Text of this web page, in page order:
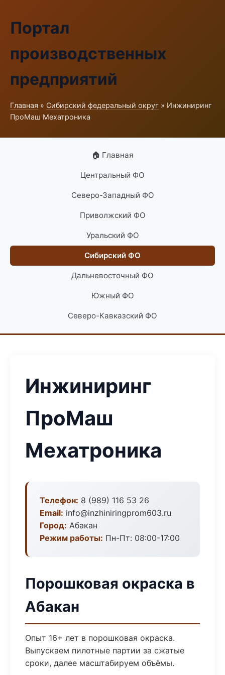
Портал
производственных
предприятий
Главная » Сибирский федеральный округ » Инжиниринг
ПроМаш Мехатроника
🏠 Главная
Центральный ФО
Северо-Западный ФО
Приволжский ФО
Уральский ФО
Сибирский ФО
Дальневосточный ФО
Южный ФО
Северо-Кавказский ФО
Инжиниринг
ПроМаш
Мехатроника
Телефон: 8 (989) 116 53 26
Email: info@inzhiniringprom603.ru
Город: Абакан
Режим работы: Пн-Пт: 08:00-17:00
Порошковая окраска в
Абакан
Опыт 16+ лет в порошковая окраска.
Выпускаем пилотные партии за сжатые
сроки, далее масштабируем объёмы.